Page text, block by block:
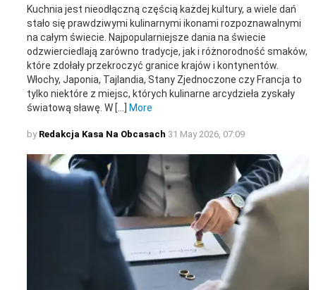
Kuchnia jest nieodłączną częścią każdej kultury, a wiele dań
stało się prawdziwymi kulinarnymi ikonami rozpoznawalnymi
na całym świecie. Najpopularniejsze dania na świecie
odzwierciedlają zarówno tradycje, jak i różnorodność smaków,
które zdołały przekroczyć granice krajów i kontynentów.
Włochy, Japonia, Tajlandia, Stany Zjednoczone czy Francja to
tylko niektóre z miejsc, których kulinarne arcydzieła zyskały
światową sławę. W […] More
by Redakcja Kasa Na Obcasach 31 May 2026, 07:09